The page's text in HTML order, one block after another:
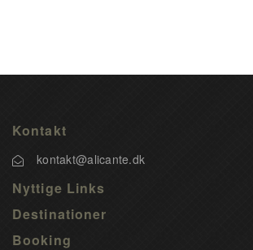
Kontakt
kontakt@alicante.dk
Nyttige Links
Destinationer
Booking